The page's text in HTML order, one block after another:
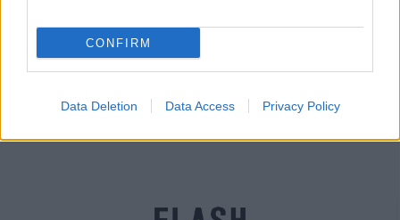
CONFIRM
Data Deletion Data Access Privacy Policy
πλοίο - Ρυμουλκείται φλεγόμενο στη Βόρεια
Κέρκυρα
Αλεξανδρόπουλος